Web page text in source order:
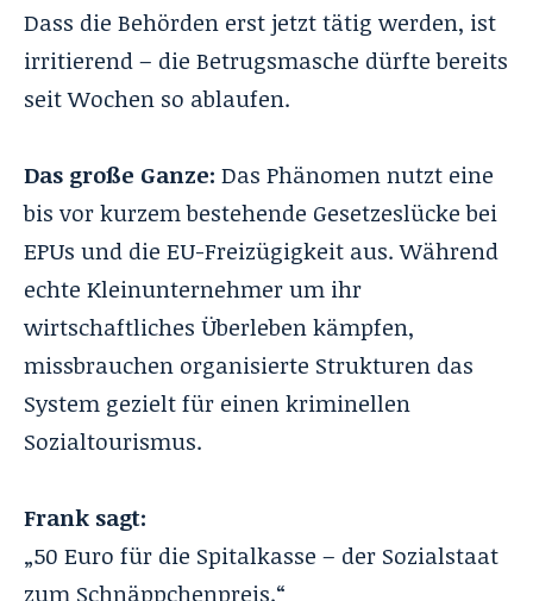
Dass die Behörden erst jetzt tätig werden, ist
irritierend – die Betrugsmasche dürfte bereits
seit Wochen so ablaufen.
Das große Ganze: Das Phänomen nutzt eine
bis vor kurzem bestehende Gesetzeslücke bei
EPUs und die EU-Freizügigkeit aus. Während
echte Kleinunternehmer um ihr
wirtschaftliches Überleben kämpfen,
missbrauchen organisierte Strukturen das
System gezielt für einen kriminellen
Sozialtourismus.
Frank sagt:
„50 Euro für die Spitalkasse – der Sozialstaat
zum Schnäppchenpreis.“